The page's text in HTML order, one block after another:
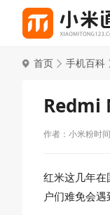
首页 手机百科
Redmi
作者：小米粉时
红米这几年
户们难免会